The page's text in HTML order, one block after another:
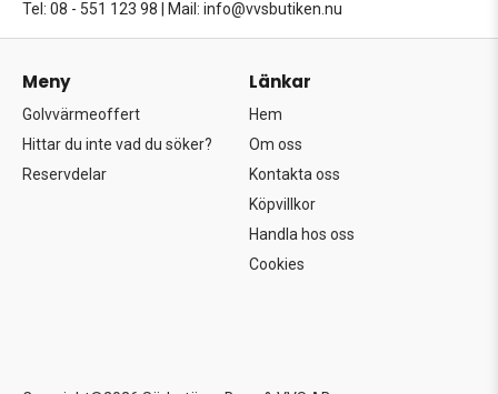
Tel: 08 - 551 123 98 Mail: info@vvsbutiken.nu
Meny
Golvvärmeoffert
Hittar du inte vad du söker?
Reservdelar
Länkar
Hem
Om oss
Kontakta oss
Köpvillkor
Handla hos oss
Cookies